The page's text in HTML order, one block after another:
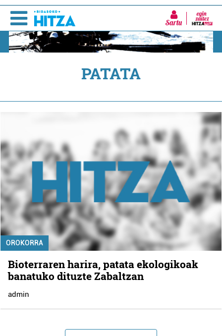
Sartu
PATATA
OROKORRA
Bioterraren harira, patata ekologikoak
banatuko dituzte Zabaltzan
admin